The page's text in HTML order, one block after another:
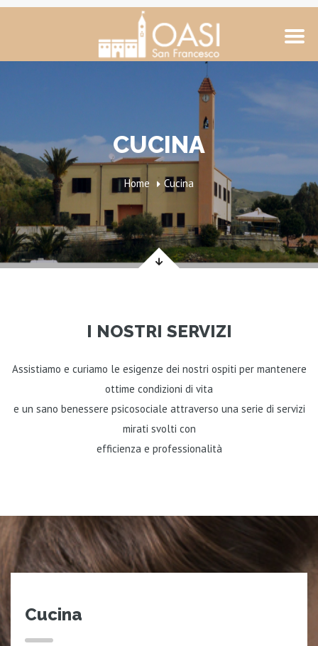
CUCINA
Home Cucina
I NOSTRI SERVIZI
Assistiamo e curiamo le esigenze dei nostri ospiti per mantenere
ottime condizioni di vita
e un sano benessere psicosociale attraverso una serie di servizi
mirati svolti con
efficienza e professionalità
Cucina